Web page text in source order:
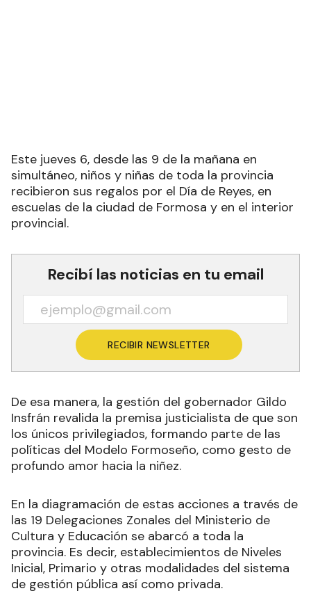
Este jueves 6, desde las 9 de la mañana en
simultáneo, niños y niñas de toda la provincia
recibieron sus regalos por el Día de Reyes, en
provincial.
Recibí las noticias en tu email
RECIBIR NEWSLETTER
De esa manera, la gestión del gobernador Gildo
Insfrán revalida la premisa justicialista de que son
los únicos privilegiados, formando parte de las
profundo amor hacia la niñez.
En la diagramación de estas acciones a través de
las 19 Delegaciones Zonales del Ministerio de
Cultura y Educación se abarcó a toda la
provincia. Es decir, establecimientos de Niveles